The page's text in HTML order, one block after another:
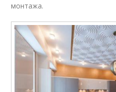
монтажа.